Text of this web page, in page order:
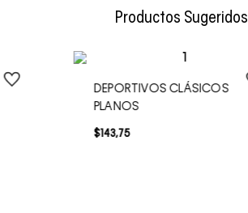
Productos Sugeridos
DEPORTIVOS CLÁSICOS
PLANOS
$143,75